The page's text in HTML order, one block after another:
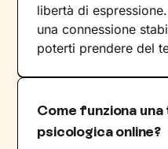
libertà di
una connessione
poterti prendere del
Come funziona
psicologica online?